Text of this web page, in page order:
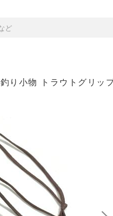
釣り小物 トラウトグリッ